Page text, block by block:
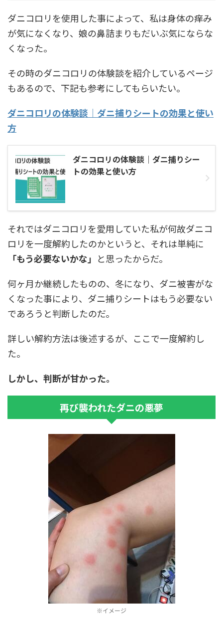
ダニコロリを使用した事によって、私は身体の痒み
が気になくなり、娘の鼻詰まりもだいぶ気にならな
くなった。
その時のダニコロリの体験談を紹介しているページ
もあるので、下記も参考にしてもらいたい。
ダニコロリの体験談｜ダニ捕りシートの効果と使い
方
ダニコロリの体験談｜ダニ捕りシー
トの効果と使い方
それではダニコロリを愛用していた私が何故ダニコ
ロリを一度解約したのかというと、それは単純に
「もう必要ないかな」 と思ったからだ。
何ヶ月か継続したものの、冬になり、ダニ被害がな
くなった事により、ダニ捕りシートはもう必要ない
であろうと判断したのだ。
詳しい解約方法は後述するが、ここで一度解約し
た。
しかし、判断が甘かった。
再び襲われたダニの悪夢
※イメージ